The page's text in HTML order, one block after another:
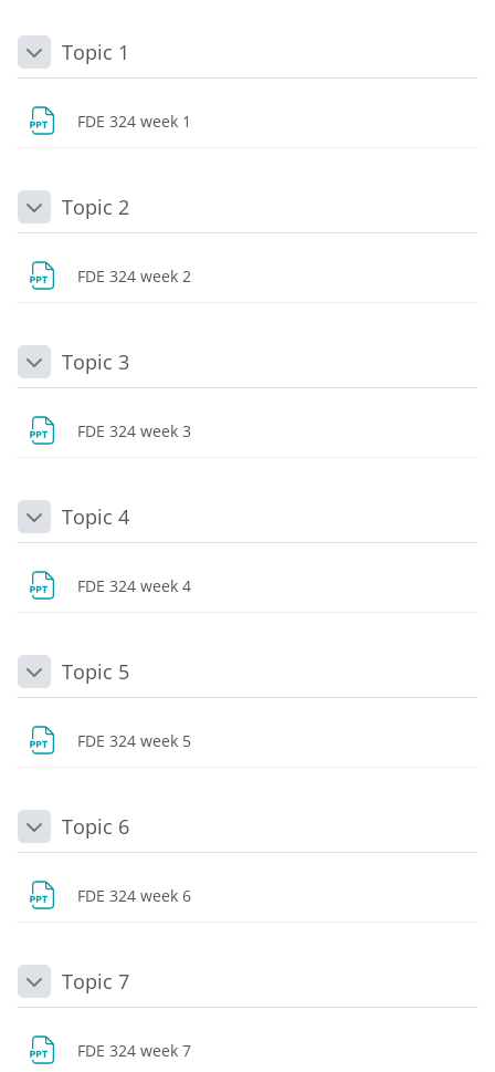
DaraltTopic 1
FDE 324 week 1
DaraltTopic 2
FDE 324 week 2
DaraltTopic 3
FDE 324 week 3
DaraltTopic 4
FDE 324 week 4
DaraltTopic 5
FDE 324 week 5
DaraltTopic 6
FDE 324 week 6
DaraltTopic 7
FDE 324 week 7